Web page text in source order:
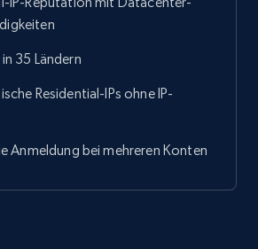
35 Ländern
Residential-IPs ohne IP-
Anmeldung bei mehreren Konten